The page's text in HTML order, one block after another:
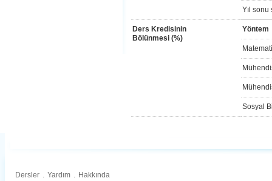
Yıl sonu
Ders Kredisinin
Bölünmesi (%)
Yöntem
Sosyal
Dersler . Yardım . Hakkında